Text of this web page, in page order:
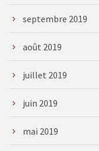
septembre 2019
août 2019
juillet 2019
juin 2019
mai 2019